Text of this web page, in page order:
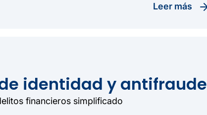
leer más
identidad y antifraude
financieros simplificado